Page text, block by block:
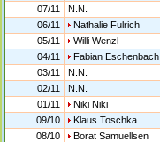
07/11
N.N.
06/11
Nathalie Fulrich
05/11
Willi Wenzl
04/11
Fabian Eschenbach
03/11
N.N.
02/11
N.N.
01/11
Niki Niki
09/10
Klaus Toschka
08/10
Borat Samuellsen